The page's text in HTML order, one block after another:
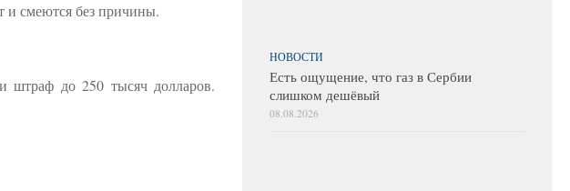
и смеются без причины.
штраф до 250 тысяч долларов.
НОВОСТИ
Есть ощущение, что газ в Сербии
слишком дешёвый
08.08.2026